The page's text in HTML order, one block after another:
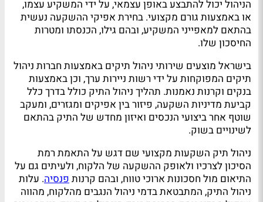
הניהול יכול להתבצע באופן עצמאי, על ידי המשקיע עצמו,
או באמצעות גורם מקצועי. בחירת אפיקי ההשקעה נעשית
בהתאם למאפייני המשקיע, ובהם גילו, הכנסתו ומטרות
החיסכון שלו.
בישראל מוצעים שירותי ניהול תיקים באמצעות חברות ניהול
תיקים המפוקחות על ידי רשות ניירות ערך, וכן באמצעות
בנקים וקרנות נאמנות. תהליך ניהול התיק כולל בדרך כלל
קביעת מדיניות השקעה, פיזור בין אפיקים ומגזרים, ומעקב
שוטף אחר ביצועי הנכסים ואיזון מחדש של התיק בהתאם
לשינויים בשוק.
ניהול תיק השקעות מקצועי שם דגש על התאמת רמת
הסיכון לצרכיו ולאופק ההשקעה של הלקוח, ולעיתים גם על
התיאום מול חסכונות ארוכי טווח, ובהם קרנותפנסיה. עלות
ניהול התיק, המתבטאת בדמי ניהול הנגבים מהלקוח, מהווה